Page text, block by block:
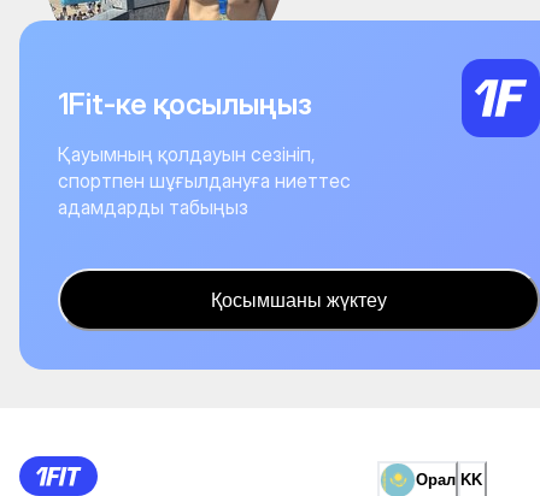
1Fit-ке қосылыңыз
Қауымның қолдауын сезініп,
спортпен шұғылдануға ниеттес
адамдарды табыңыз
Қосымшаны жүктеу
Орал KK